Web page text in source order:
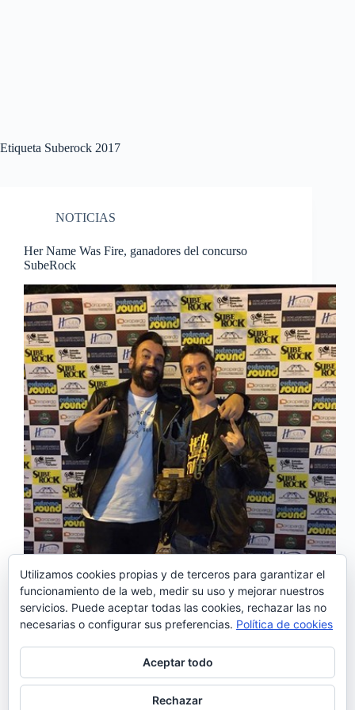
Etiqueta Suberock 2017
NOTICIAS
Her Name Was Fire, ganadores del concurso
SubeRock
La banda portuguesa Her Name Was Fire han
resultado ganadores del concurso SubeRock, un
festival que se celebra cada año durante el primer fin
de semana del verano en San Vicente de Alcántara,
Extremadura. SubeRock es además un concurso
internacional de bandas…
Noemí Sánchez
14/07/2017
Utilizamos cookies propias y de terceros para garantizar el
funcionamiento de la web, medir su uso y mejorar nuestros
servicios. Puede aceptar todas las cookies, rechazar las no
necesarias o configurar sus preferencias. Política de cookies
Aceptar todo
Rechazar